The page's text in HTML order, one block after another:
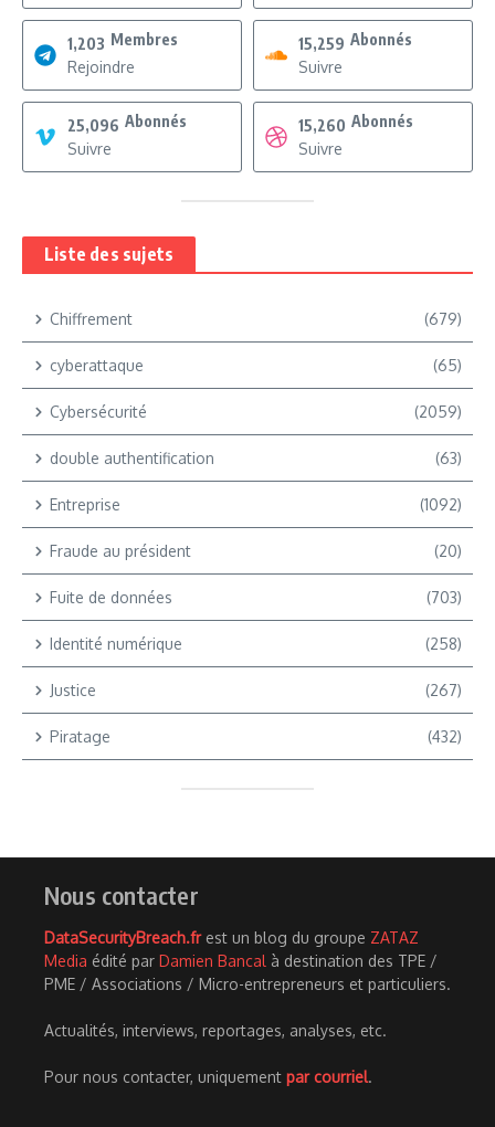
1,203 Membres
Rejoindre
15,259 Abonnés
Suivre
25,096 Abonnés
Suivre
15,260 Abonnés
Suivre
Liste des sujets
Chiffrement (679)
cyberattaque (65)
Cybersécurité (2059)
double authentification (63)
Entreprise (1092)
Fraude au président (20)
Fuite de données (703)
Identité numérique (258)
Justice (267)
Piratage (432)
Nous contacter
DataSecurityBreach.frest un blog du groupe ZATAZ
Media édité par Damien Bancal à destination des TPE /
PME / Associations / Micro-entrepreneurs et particuliers.
Actualités, interviews, reportages, analyses, etc.
Pour nous contacter, uniquement par courriel.